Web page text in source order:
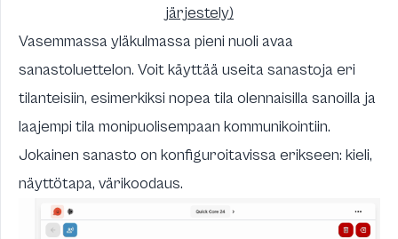
järjestely)
Vasemmassa yläkulmassa pieni nuoli avaa
sanastoluettelon. Voit käyttää useita sanastoja eri
tilanteisiin, esimerkiksi nopea tila olennaisilla sanoilla ja
laajempi tila monipuolisempaan kommunikointiin.
Jokainen sanasto on konfiguroitavissa erikseen: kieli,
näyttötapa, värikoodaus.